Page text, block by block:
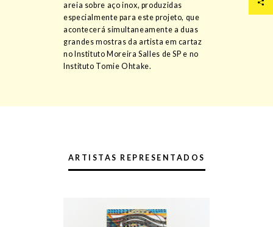
areia sobre aço inox, produzidas
especialmente para este projeto, que
acontecerá simultaneamente a duas
grandes mostras da artista em cartaz
no Instituto Moreira Salles de SP e no
Instituto Tomie Ohtake.
ARTISTAS REPRESENTADOS